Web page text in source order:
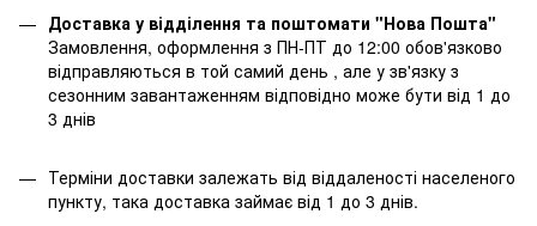
Доставка у відділення та поштомати "Нова Пошта"
Замовлення, оформлення з ПН-ПТ до 12:00 обов'язково
відправляються в той самий день , але у зв'язку з
сезонним завантаженням відповідно може бути від 1 до
3 днів
Терміни доставки залежать від віддаленості населеного
пункту, така доставка займає від 1 до 3 днів.